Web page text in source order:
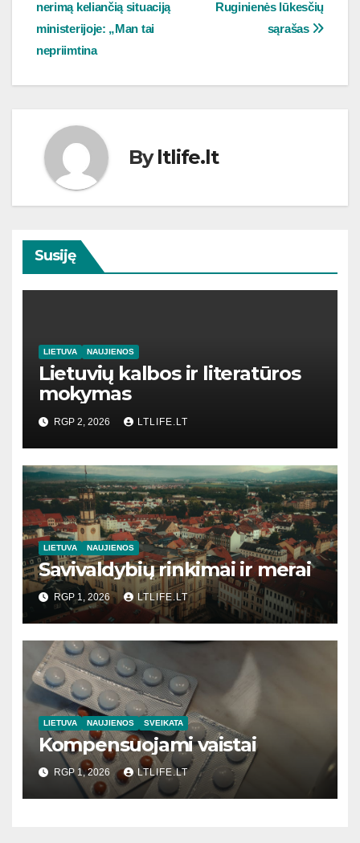
tarp
įrašų
Ruginienės lūkesčių
sąrašas
nerimą keliančią situaciją
ministerijoje: „Man tai
nepriimtina
Byltlife.lt
Susiję
LIETUVA NAUJIENOS
Lietuvių kalbos ir literatūros
mokymas
RGP 2, 2026 LTLIFE.LT
LIETUVA NAUJIENOS
Savivaldybių rinkimai ir merai
RGP 1, 2026 LTLIFE.LT
LIETUVA NAUJIENOS SVEIKATA
Kompensuojami vaistai
RGP 1, 2026 LTLIFE.LT